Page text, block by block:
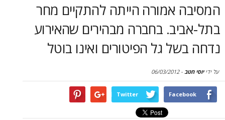
אמורה הייתה להתקיים מחר
בחברה מבהירים שהאירוע
גל הפיטורים ואינו בוטל
06/03/2012
Twitter